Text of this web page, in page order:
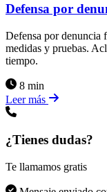
Defensa por
Defensa por denuncia
medidas y pruebas.
tiempo.
8 min
Leer más
¿Tienes dudas?
Te llamamos gratis